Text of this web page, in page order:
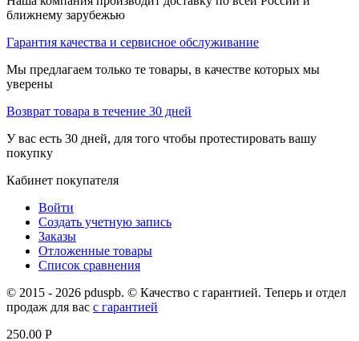
ближнему зарубежью
Гарантия качества и сервисное обслуживание
Мы предлагаем только те товары, в качестве которых мы
уверены
Возврат товара в течение 30 дней
У вас есть 30 дней, для того чтобы протестировать вашу
покупку
Кабинет покупателя
Войти
Создать учетную запись
Заказы
Отложенные товары
Список сравнения
© 2015 - 2026 pduspb. © Качество с гарантией. Теперь и отдел
продаж для вас с гарантией
250.00 Р